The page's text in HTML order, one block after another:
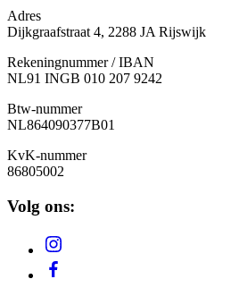
Adres
Dijkgraafstraat 4, 2288 JA Rijswijk
Rekeningnummer / IBAN
NL91 INGB 010 207 9242
Btw-nummer
NL864090377B01
KvK-nummer
86805002
Volg ons: